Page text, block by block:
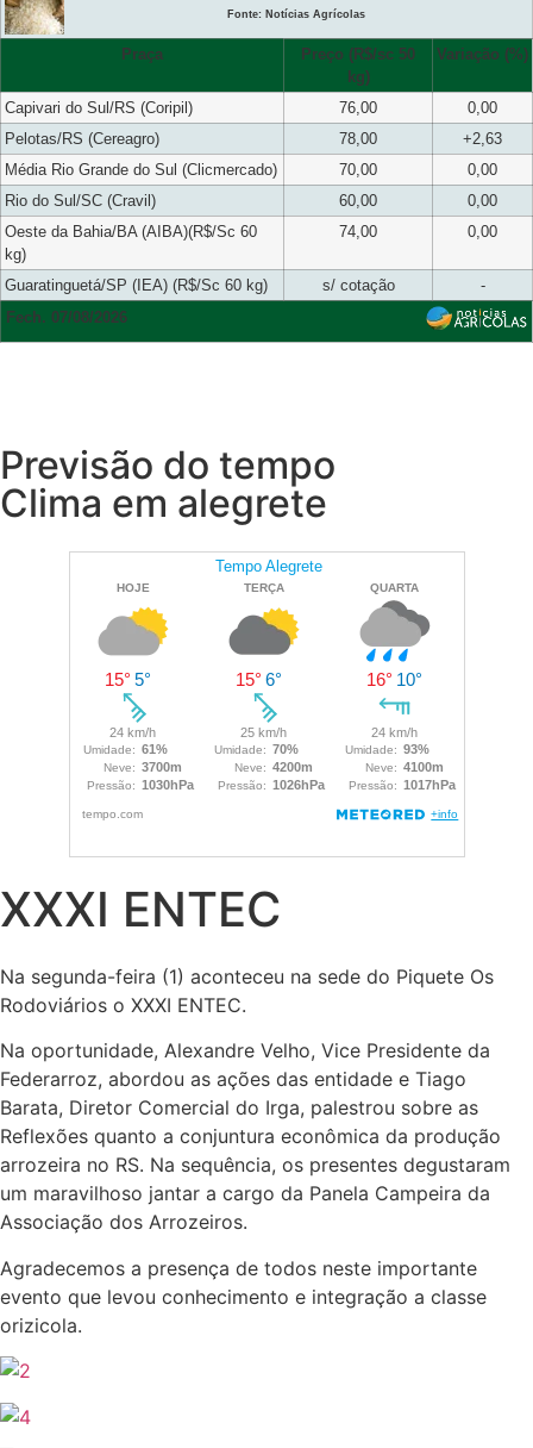
Fonte: Notícias Agrícolas
Praça
Preço (R$/sc 50
kg)
Variação (%)
Capivari do Sul/RS (Coripil) 76,00
0,00
Pelotas/RS (Cereagro)
78,00
+2,63
Média Rio Grande do Sul (Clicmercado)
70,00
0,00
Rio do Sul/SC (Cravil)
60,00
0,00
Oeste da Bahia/BA (AIBA)(R$/Sc 60
kg)
74,00 0,00
Guaratinguetá/SP (IEA) (R$/Sc 60 kg) s/ cotação
-
Fech. 07/08/2026
Previsão do tempo
Clima em alegrete
XXXI ENTEC
Na segunda-feira (1) aconteceu na sede do Piquete Os
Rodoviários o XXXI ENTEC.
Na oportunidade, Alexandre Velho, Vice Presidente da
Federarroz, abordou as ações das entidade e Tiago
Barata, Diretor Comercial do Irga, palestrou sobre as
Reflexões quanto a conjuntura econômica da produção
arrozeira no RS. Na sequência, os presentes degustaram
um maravilhoso jantar a cargo da Panela Campeira da
Associação dos Arrozeiros.
Agradecemos a presença de todos neste importante
evento que levou conhecimento e integração a classe
orizicola.